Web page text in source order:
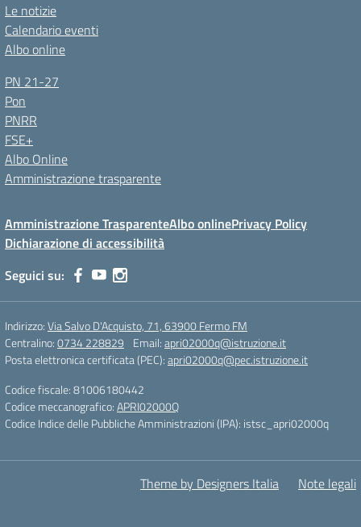
Le notizie
Calendario eventi
Albo online
PN 21-27
Pon
PNRR
FSE+
Albo Online
Amministrazione trasparente
Amministrazione TrasparenteAlbo onlinePrivacy Policy
Dichiarazione di accessibilità
Seguici su:
Indirizzo:Via Salvo D'Acquisto, 71, 63900 Fermo FM
Centralino:0734 228829 Email:apri02000q@istruzione.it
Posta elettronica certificata (PEC):apri02000q@pec.istruzione.it
Codice fiscale: 81006180442
Codice meccanografico:APRI02000Q
Codice Indice delle Pubbliche Amministrazioni (IPA): istsc_apri02000q
Theme by Designers Italia Note legali